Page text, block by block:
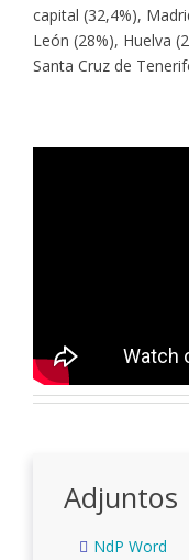
capital (32,4%),
León (28%), Huelva
Santa Cruz de
Adjuntos
NdP Word